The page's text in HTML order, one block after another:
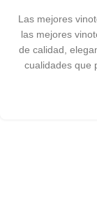
Las mejores
las mejores
de calidad,
cualidades que